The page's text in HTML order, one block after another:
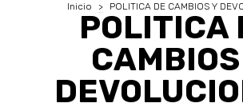
Inicio > POLITICA DE CAMBIOS Y
POLITICA